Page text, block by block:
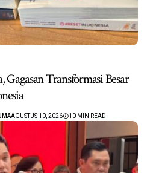
Gagasan Transformasi Besar
AGUSTUS 10, 2026 10 MIN READ